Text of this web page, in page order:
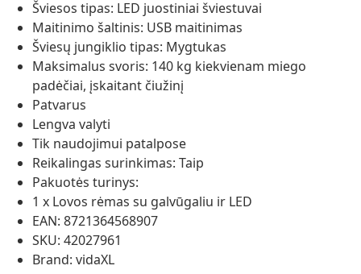
Šviesos tipas: LED juostiniai šviestuvai
Maitinimo šaltinis: USB maitinimas
Šviesų jungiklio tipas: Mygtukas
Maksimalus svoris: 140 kg kiekvienam miego
padėčiai, įskaitant čiužinį
Patvarus
Lengva valyti
Tik naudojimui patalpose
Reikalingas surinkimas: Taip
Pakuotės turinys:
1 x Lovos rėmas su galvūgaliu ir LED
EAN: 8721364568907
SKU: 42027961
Brand: vidaXL